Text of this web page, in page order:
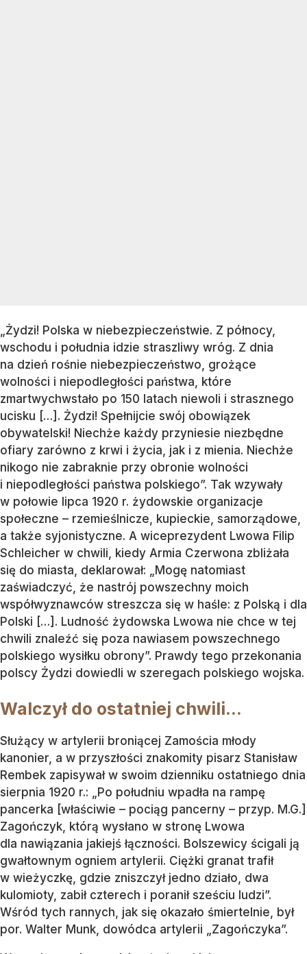
„Żydzi! Polska w niebezpieczeństwie. Z północy,
wschodu i południa idzie straszliwy wróg. Z dnia
na dzień rośnie niebezpieczeństwo, grożące
wolności i niepodległości państwa, które
zmartwychwstało po 150 latach niewoli i strasznego
ucisku […]. Żydzi! Spełnijcie swój obowiązek
obywatelski! Niechże każdy przyniesie niezbędne
ofiary zarówno z krwi i życia, jak i z mienia. Niechże
nikogo nie zabraknie przy obronie wolności
i niepodległości państwa polskiego”. Tak wzywały
w połowie lipca 1920 r. żydowskie organizacje
społeczne – rzemieślnicze, kupieckie, samorządowe,
a także syjonistyczne. A wiceprezydent Lwowa Filip
Schleicher w chwili, kiedy Armia Czerwona zbliżała
się do miasta, deklarował: „Mogę natomiast
zaświadczyć, że nastrój powszechny moich
współwyznawców streszcza się w haśle: z Polską i dla
Polski […]. Ludność żydowska Lwowa nie chce w tej
chwili znaleźć się poza nawiasem powszechnego
polskiego wysiłku obrony”. Prawdy tego przekonania
polscy Żydzi dowiedli w szeregach polskiego wojska.
Walczył do ostatniej chwili…
Służący w artylerii broniącej Zamościa młody
kanonier, a w przyszłości znakomity pisarz Stanisław
Rembek zapisywał w swoim dzienniku ostatniego dnia
sierpnia 1920 r.: „Po południu wpadła na rampę
pancerka [właściwie – pociąg pancerny – przyp. M.G.]
Zagończyk, którą wysłano w stronę Lwowa
dla nawiązania jakiejś łączności. Bolszewicy ścigali ją
gwałtownym ogniem artylerii. Ciężki granat trafił
w wieżyczkę, gdzie zniszczył jedno działo, dwa
kulomioty, zabił czterech i poranił sześciu ludzi”.
Wśród tych rannych, jak się okazało śmiertelnie, był
por. Walter Munk, dowódca artylerii „Zagończyka”.